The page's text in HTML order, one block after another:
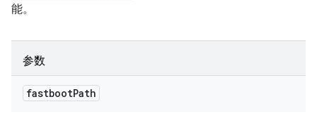
能。
参数
fastbootPath